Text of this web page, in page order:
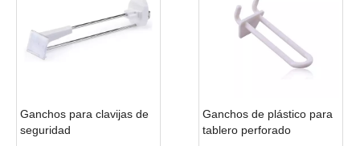
Ganchos para clavijas de
seguridad
Ganchos de plástico para
tablero perforado